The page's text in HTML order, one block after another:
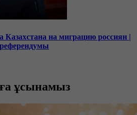
Казахстана на миграцию россиян |
ұсынамыз